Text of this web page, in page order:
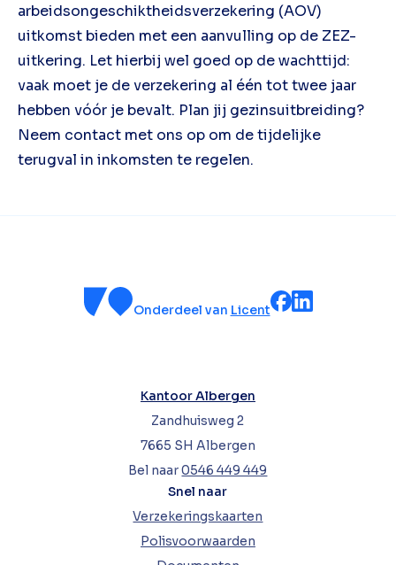
arbeidsongeschiktheidsverzekering (AOV)
uitkomst bieden met een aanvulling op de ZEZ-
uitkering. Let hierbij wel goed op de wachttijd:
vaak moet je de verzekering al één tot twee jaar
hebben vóór je bevalt. Plan jij gezinsuitbreiding?
Neem contact met ons op om de tijdelijke
terugval in inkomsten te regelen.
Onderdeel van Licent
Kantoor Albergen
Zandhuisweg 2
7665 SH Albergen
Bel naar0546 449 449
Snel naar
Verzekeringskaarten
Polisvoorwaarden